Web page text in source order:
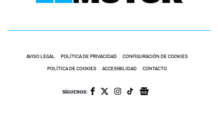
AVISO LEGAL POLÍTICA DE PRIVACIDAD CONFIGURACIÓN DE COOKIES
POLÍTICA DE COOKIES ACCESIBILIDAD CONTACTO
SÍGUENOS: